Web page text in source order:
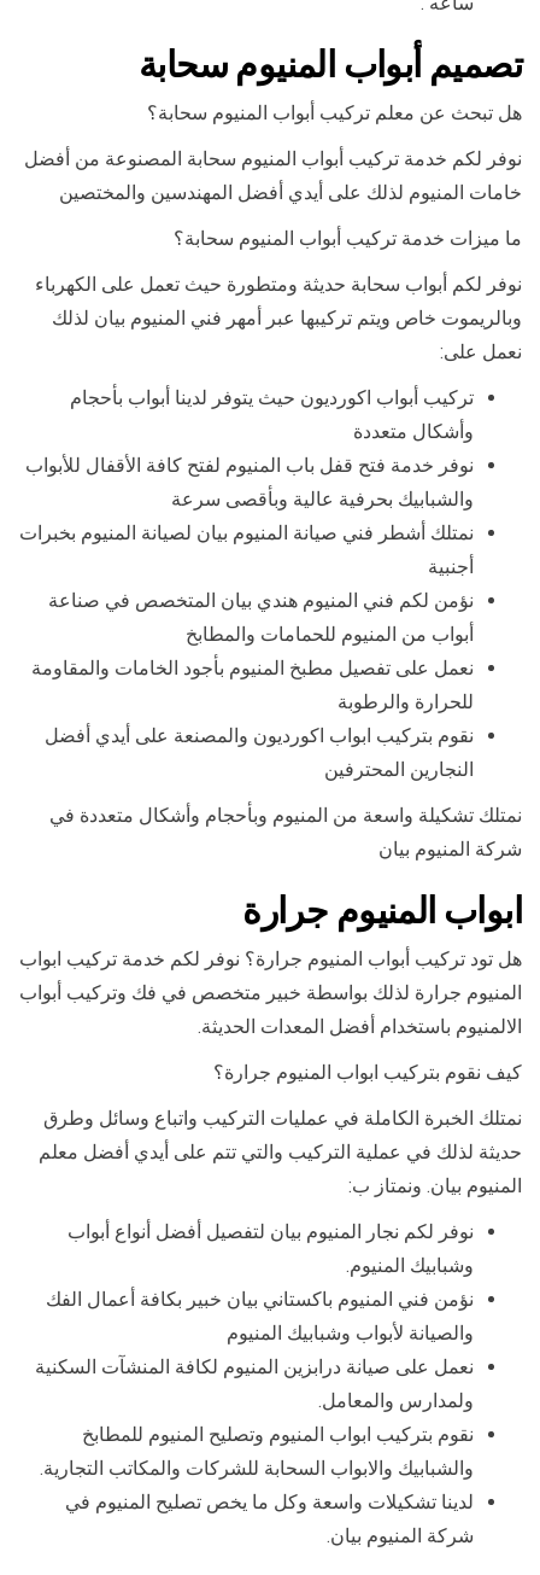
تصميم أبواب المنيوم سحابة
هل تبحث عن معلم تركيب أبواب المنيوم سحابة؟
نوفر لكم خدمة تركيب أبواب المنيوم سحابة المصنوعة من أفضل
خامات المنيوم لذلك على أيدي أفضل المهندسين والمختصين
ما ميزات خدمة تركيب أبواب المنيوم سحابة؟
نوفر لكم أبواب سحابة حديثة ومتطورة حيث تعمل على الكهرباء
وبالريموت خاص ويتم تركيبها عبر أمهر فني المنيوم بيان لذلك
نعمل على:
تركيب أبواب اكورديون حيث يتوفر لدينا أبواب بأحجام
وأشكال متعددة
نوفر خدمة فتح قفل باب المنيوم لفتح كافة الأقفال للأبواب
والشبابيك بحرفية عالية وبأقصى سرعة
نمتلك أشطر فني صيانة المنيوم بيان لصيانة المنيوم بخبرات
أجنبية
نؤمن لكم فني المنيوم هندي بيان المتخصص في صناعة
أبواب من المنيوم للحمامات والمطابخ
نعمل على تفصيل مطبخ المنيوم بأجود الخامات والمقاومة
للحرارة والرطوبة
نقوم بتركيب ابواب اكورديون والمصنعة على أيدي أفضل
النجارين المحترفين
نمتلك تشكيلة واسعة من المنيوم وبأحجام وأشكال متعددة في
شركة المنيوم بيان
ابواب المنيوم جرارة
هل تود تركيب أبواب المنيوم جرارة؟ نوفر لكم خدمة تركيب ابواب
المنيوم جرارة لذلك بواسطة خبير متخصص في فك وتركيب أبواب
الالمنيوم باستخدام أفضل المعدات الحديثة.
كيف نقوم بتركيب ابواب المنيوم جرارة؟
نمتلك الخبرة الكاملة في عمليات التركيب واتباع وسائل وطرق
حديثة لذلك في عملية التركيب والتي تتم على أيدي أفضل معلم
المنيوم بيان. ونمتاز ب:
نوفر لكم نجار المنيوم بيان لتفصيل أفضل أنواع أبواب
وشبابيك المنيوم.
نؤمن فني المنيوم باكستاني بيان خبير بكافة أعمال الفك
والصيانة لأبواب وشبابيك المنيوم
نعمل على صيانة درابزين المنيوم لكافة المنشآت السكنية
ولمدارس والمعامل.
نقوم بتركيب ابواب المنيوم وتصليح المنيوم للمطابخ
والشبابيك والابواب السحابة للشركات والمكاتب التجارية.
لدينا تشكيلات واسعة وكل ما يخص تصليح المنيوم في
شركة المنيوم بيان.